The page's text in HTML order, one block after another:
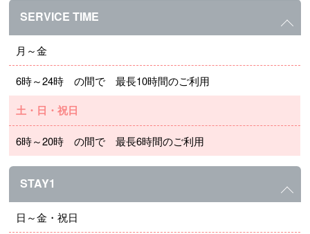
SERVICE TIME
月～金
6時～24時 の間で 最長10時間のご利用
土・日・祝日
6時～20時 の間で 最長6時間のご利用
STAY1
日～金・祝日